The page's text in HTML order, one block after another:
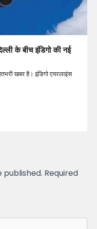
के बीच इंडिगो की नई
खबर है। इंडिगो एयरलाइंस
published. Required